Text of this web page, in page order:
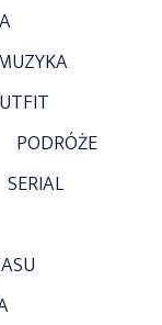
PODRÓŻE
SERIAL